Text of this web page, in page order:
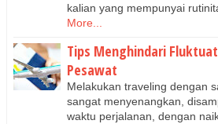
kalian yang mempunyai
More...
Tips Menghindari
Pesawat
Melakukan traveling dengan
sangat menyenangkan,
waktu perjalanan, dengan